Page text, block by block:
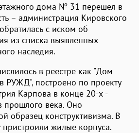
дома № 31 перешел в
– администрация Кировского
с иском об
из списка выявленных
наследия.
в реестре как "Дом
РУЖД", построено по проекту
Карпова в конце 20-х -
прошлого века. Оно
образец конструктивизма. В
жилые корпуса.